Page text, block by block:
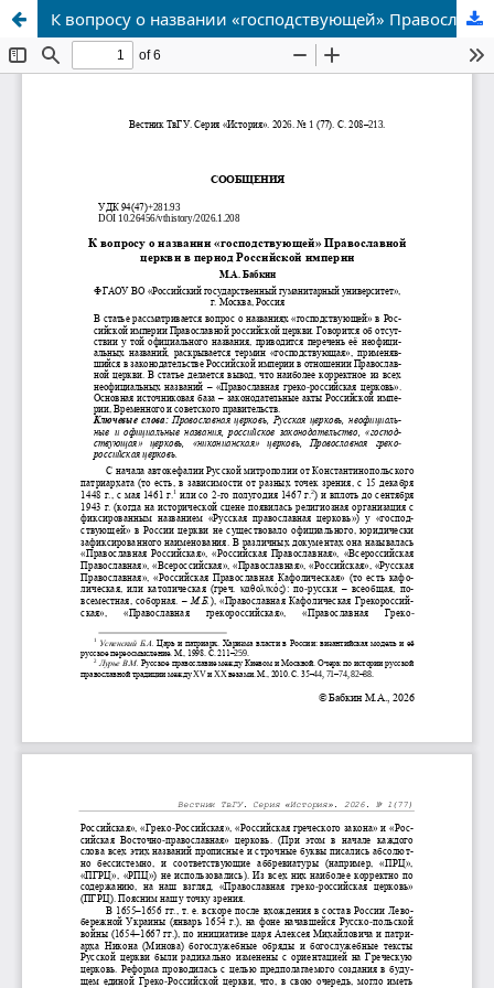
К вопросу о названии «господствующей» Православной церкви в период Российской империи